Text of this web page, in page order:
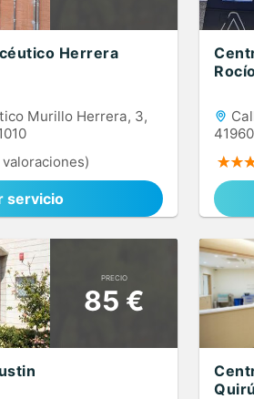
Herrera
Murillo Herrera, 3,
valoraciones)
servicio
41960
PRECIO
85 €